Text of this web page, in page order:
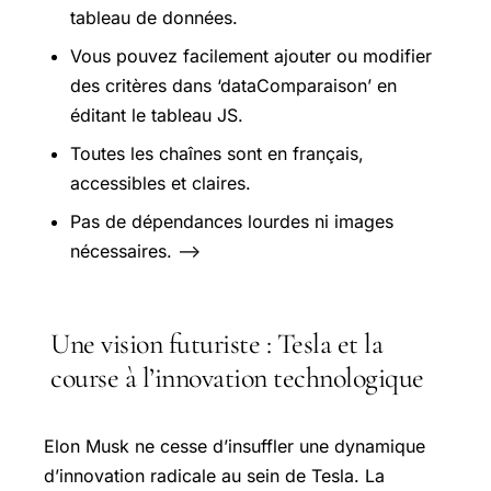
tableau de données.
Vous pouvez facilement ajouter ou modifier
des critères dans ‘dataComparaison’ en
éditant le tableau JS.
Toutes les chaînes sont en français,
accessibles et claires.
Pas de dépendances lourdes ni images
nécessaires. —>
Une vision futuriste : Tesla et la
course à l’innovation technologique
Elon Musk ne cesse d’insuffler une dynamique
d’innovation radicale au sein de Tesla. La